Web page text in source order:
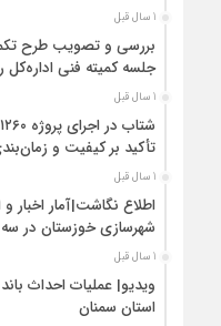
1 سال قبل
بررسی و تصویب طرح
جلسه کمیته فنی
1 سال قبل
تأکید بر کیفیت و
1 سال قبل
اطلاع نگاشت|آمار اخبار
شهرسازی خوزستان در سه
1 سال قبل
ویدیو| عملیات احداث
استان سمنان